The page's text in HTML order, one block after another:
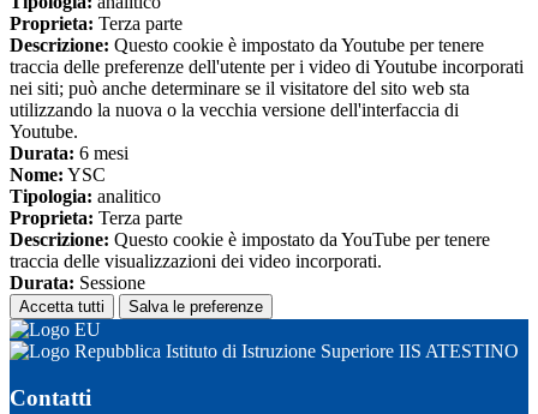
Proprieta: Terza parte
Descrizione: Questo cookie è impostato da Youtube per tenere
traccia delle preferenze dell'utente per i video di Youtube incorporati
nei siti; può anche determinare se il visitatore del sito web sta
utilizzando la nuova o la vecchia versione dell'interfaccia di
Youtube.
Durata: 6 mesi
Nome: YSC
Tipologia: analitico
Proprieta: Terza parte
Descrizione: Questo cookie è impostato da YouTube per tenere
traccia delle visualizzazioni dei video incorporati.
Durata: Sessione
Accetta tutti Salva le preferenze
Istituto di Istruzione Superiore IIS ATESTINO
Contatti